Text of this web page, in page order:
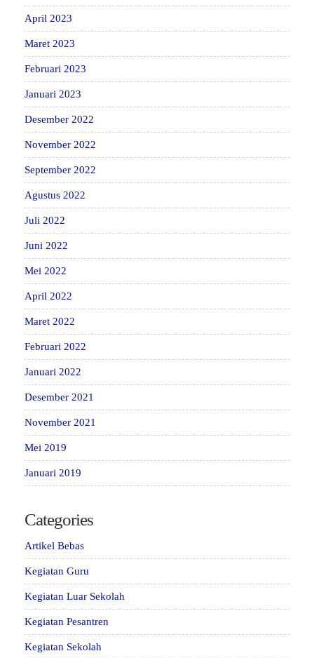
April 2023
Maret 2023
Februari 2023
Januari 2023
Desember 2022
November 2022
September 2022
Agustus 2022
Juli 2022
Juni 2022
Mei 2022
April 2022
Maret 2022
Februari 2022
Januari 2022
Desember 2021
November 2021
Mei 2019
Januari 2019
Categories
Artikel Bebas
Kegiatan Guru
Kegiatan Luar Sekolah
Kegiatan Pesantren
Kegiatan Sekolah